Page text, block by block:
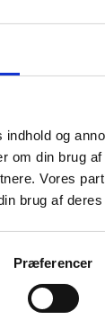
og
om din brug
Vores
brug af deres
Præferencer